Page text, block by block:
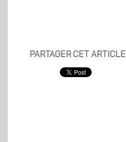
PARTAGER CET ARTICLE